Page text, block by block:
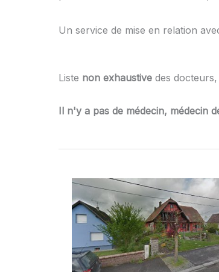
Un service de mise en relation
Liste non exhaustive des
Il n'y a pas de médecin, médecin